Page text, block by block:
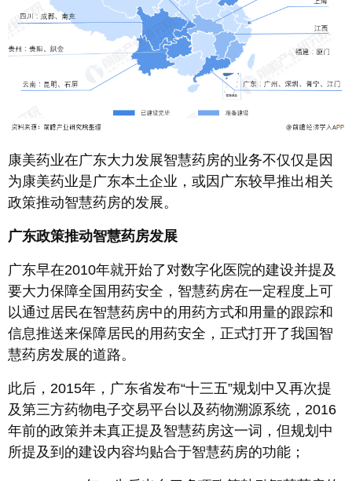
康美药业在广东大力发展智慧药房的业务不仅仅是因
为康美药业是广东本土企业，或因广东较早推出相关
政策推动智慧药房的发展。
广东政策推动智慧药房发展
广东早在2010年就开始了对数字化医院的建设并提及
要大力保障全国用药安全，智慧药房在一定程度上可
以通过居民在智慧药房中的用药方式和用量的跟踪和
信息推送来保障居民的用药安全，正式打开了我国智
慧药房发展的道路。
此后，2015年，广东省发布“十三五”规划中又再次提
及第三方药物电子交易平台以及药物溯源系统，2016
年前的政策并未真正提及智慧药房这一词，但规划中
所提及到的建设内容均贴合于智慧药房的功能；